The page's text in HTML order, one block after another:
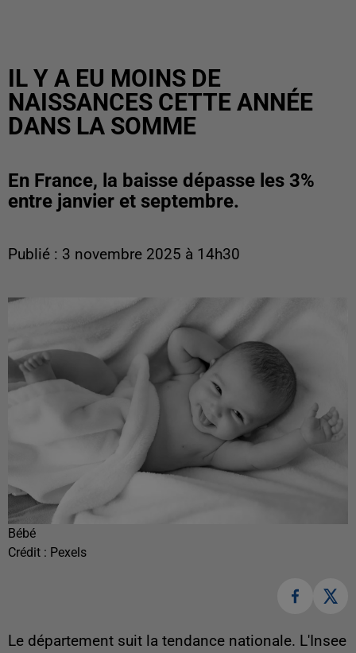
IL Y A EU MOINS DE
NAISSANCES CETTE ANNÉE
DANS LA SOMME
En France, la baisse dépasse les 3%
entre janvier et septembre.
Publié : 3 novembre 2025 à 14h30
Bébé
Crédit : Pexels
Le département suit la tendance nationale. L'Insee